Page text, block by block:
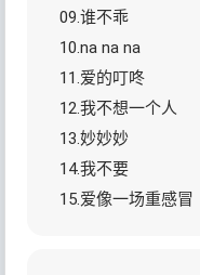
09.谁不乖
10.na na na
11.爱的叮咚
12.我不想一个人
13.妙妙妙
14.我不要
15.爱像一场重感冒